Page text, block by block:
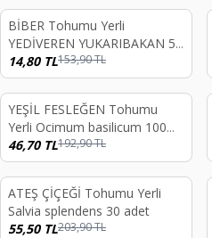
%90
BİBER Tohumu Yerli
YEDİVEREN YUKARIBAKAN 5
gram
14,80TL153,90TL
%76
YEŞİL FESLEĞEN Tohumu
Yerli Ocimum basilicum 100
adet
46,70TL192,90TL
%73
ATEŞ ÇİÇEĞİ Tohumu Yerli
Salvia splendens 30 adet
55,50TL203,90TL